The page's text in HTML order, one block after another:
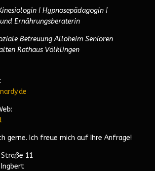
| Hypnosepädagogin |
Ernährungsberaterin
Betreuung Alloheim Senioren
Rathaus Völklingen
gerne. Ich freue mich auf Ihre Anfrage!
11
Ingbert